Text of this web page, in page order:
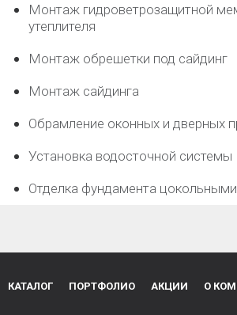
Монтаж гидроветрозащитной
утеплителя
Монтаж обрешетки под сайдинг
Монтаж сайдинга
Обрамление оконных и дверных
Установка водосточной системы
Отделка фундамента
КАТАЛОГ ПОРТФОЛИО АКЦИИ О